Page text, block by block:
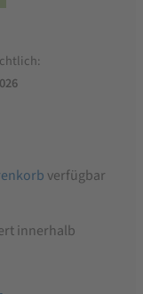
verfügbar
innerhalb